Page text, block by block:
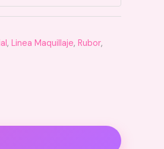
, Linea Maquillaje, Rubor,